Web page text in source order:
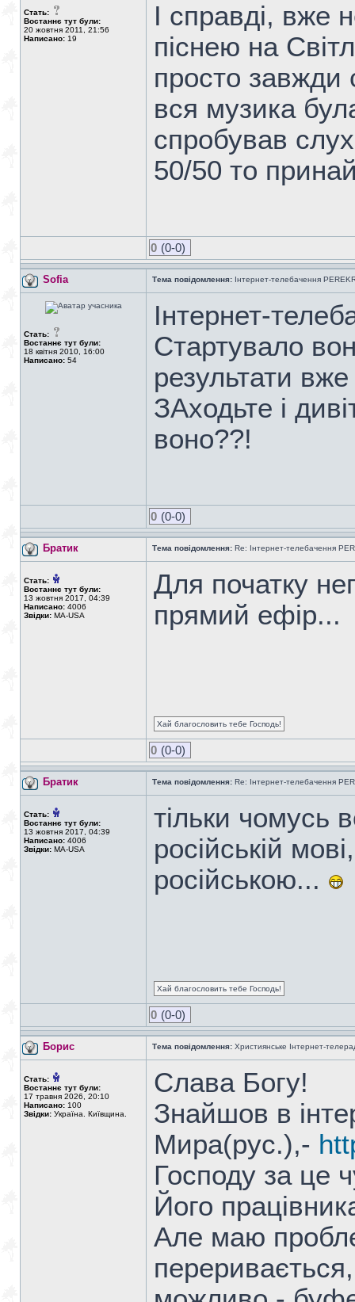
Стать:
Востаннє тут були:
20 жовтня 2011, 21:56
Написано: 19
І справді, вже
піснею на
просто завжди
вся музика
спробував
50/50 то
0 (0-0)
Sofia Тема повідомлення: Інтернет-телебачення
Стать:
Востаннє тут були:
18 квітня 2010, 16:00
Написано: 54
Інтернет-
Стартувало
результати
ЗАходьте і
воно??!
0 (0-0)
Братик Тема повідомлення: Re: Інтернет-телебачення
Стать:
Востаннє тут були:
13 жовтня 2017, 04:39
Написано: 4006
Звідки: MA-USA
Для початку
прямий ефір...
Хай благословить тебе Господь!
0 (0-0)
Братик Тема повідомлення: Re: Інтернет-телебачення
Стать:
Востаннє тут були:
13 жовтня 2017, 04:39
Написано: 4006
Звідки: MA-USA
тільки чомусь
російській
російською...
Хай благословить тебе Господь!
0 (0-0)
Борис Тема повідомлення: Християнське Інтернет-
Стать:
Востаннє тут були:
17 травня 2026, 20:10
Написано: 100
Звідки: Україна. Київщина.
Слава Богу!
Знайшов в
Мира(рус.),-
Господу за це
Його
Але маю